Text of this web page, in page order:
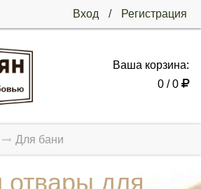
Вход / Регистрация
Ваша корзина:
0 / 0
Для бани
отвары для